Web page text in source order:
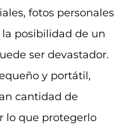
fotos personales
posibilidad de un
ser devastador.
y portátil,
cantidad de
lo que protegerlo